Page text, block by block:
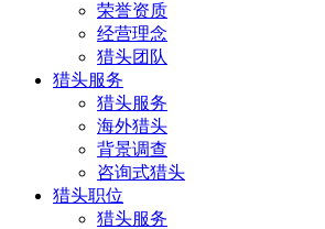
荣誉资质
经营理念
猎头团队
猎头服务
猎头服务
海外猎头
背景调查
咨询式猎头
猎头职位
猎头服务